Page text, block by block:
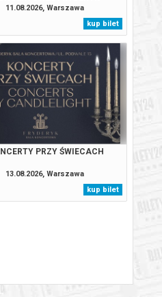
BILETY
BILETY
BILETY
BILETY
BILETY
BILETY
11.08.2026, Warszawa
kup bilet
PRZY ŚWIECACH
13.08.2026, Warszawa
kup bilet